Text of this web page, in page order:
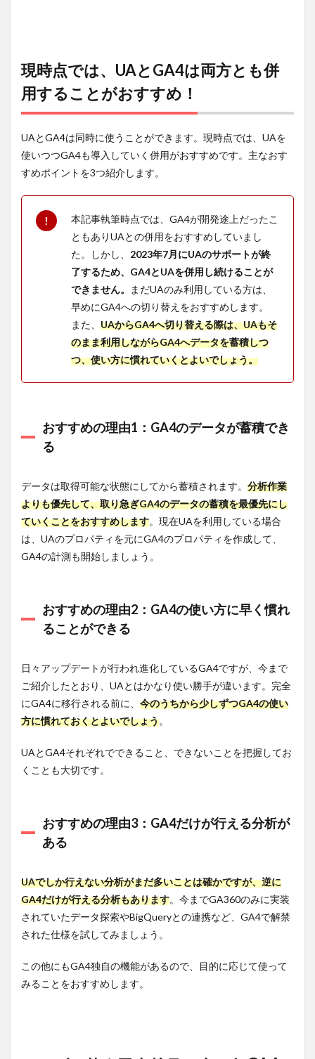
現時点では、UAとGA4は両方とも併
用することがおすすめ！
UAとGA4は同時に使うことができます。現時点では、UAを
使いつつGA4も導入していく併用がおすすめです。主なおす
すめポイントを3つ紹介します。
本記事執筆時点では、GA4が開発途上だったこ
ともありUAとの併用をおすすめしていまし
た。しかし、 2023年7月にUAのサポートが終
了するため、GA4とUAを併用し続けることが
できません。
まだUAのみ利用している方は、
早めにGA4への切り替えをおすすめします。
また、 UAからGA4へ切り替える際は、UAもそ
のまま利用しながらGA4へデータを蓄積しつ
つ、使い方に慣れていくとよいでしょう。
おすすめの理由1：GA4のデータが蓄積でき
る
データは取得可能な状態にしてから蓄積されます。 分析作業
よりも優先して、取り急ぎGA4のデータの蓄積を最優先にし
ていくことをおすすめします。現在UAを利用している場合
は、UAのプロパティを元にGA4のプロパティを作成して、
GA4の計測も開始しましょう。
おすすめの理由2：GA4の使い方に早く慣れ
ることができる
日々アップデートが行われ進化しているGA4ですが、今まで
ご紹介したとおり、UAとはかなり使い勝手が違います。完全
にGA4に移行される前に、 今のうちから少しずつGA4の使い
方に慣れておくとよいでしょう。
UAとGA4それぞれでできること、できないことを把握してお
くことも大切です。
おすすめの理由3：GA4だけが行える分析が
ある
UAでしか行えない分析がまだ多いことは確かですが、逆に
GA4だけが行える分析もあります。今までGA360のみに実装
されていたデータ探索やBigQueryとの連携など、GA4で解禁
された仕様を試してみましょう。
この他にもGA4独自の機能があるので、目的に応じて使って
みることをおすすめします。